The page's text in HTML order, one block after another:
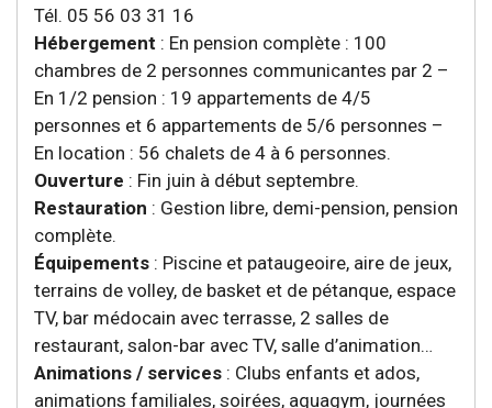
Tél. 05 56 03 31 16
Hébergement : En pension complète : 100
chambres de 2 personnes communicantes par 2 –
En 1/2 pension : 19 appartements de 4/5
personnes et 6 appartements de 5/6 personnes –
En location : 56 chalets de 4 à 6 personnes.
Ouverture : Fin juin à début septembre.
Restauration : Gestion libre, demi-pension, pension
complète.
Équipements : Piscine et pataugeoire, aire de jeux,
terrains de volley, de basket et de pétanque, espace
TV, bar médocain avec terrasse, 2 salles de
restaurant, salon-bar avec TV, salle d’animation…
Animations / services : Clubs enfants et ados,
animations familiales, soirées, aquagym, journées